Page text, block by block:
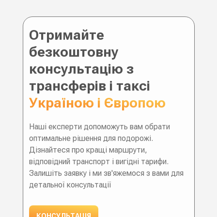
Отримайте
безкоштовну
консультацію з
трансферів і таксі
Україною і Європою
Наші експерти допоможуть вам обрати
оптимальне рішення для подорожі.
Дізнайтеся про кращі маршрути,
відповідний транспорт і вигідні тарифи.
Залишіть заявку і ми зв'яжемося з вами для
детальної консультації